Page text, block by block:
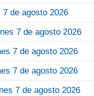
de agosto 2026
7 de agosto 2026
7 de agosto 2026
7 de agosto 2026
7 de agosto 2026